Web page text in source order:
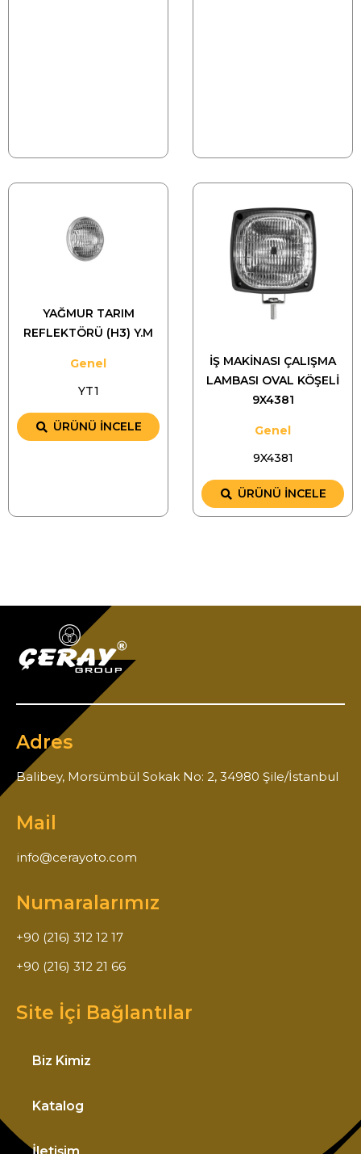
YAĞMUR TARIM
REFLEKTÖRÜ (H3) Y.M
Genel
YT1
ÜRÜNÜ İNCELE
İŞ MAKİNASI ÇALIŞMA
LAMBASI OVAL KÖŞELİ
9X4381
Genel
9X4381
ÜRÜNÜ İNCELE
Adres
Balibey, Morsümbül Sokak No: 2, 34980 Şile/İstanbul
Mail
info@cerayoto.com
Numaralarımız
+90 (216) 312 12 17
+90 (216) 312 21 66
Site İçi Bağlantılar
Biz Kimiz
Katalog